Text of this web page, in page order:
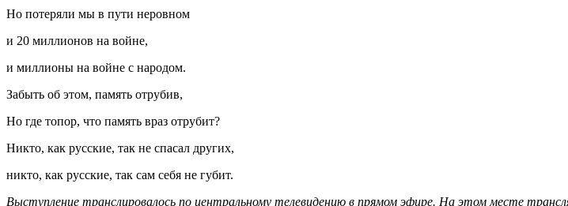
Но потеряли мы в пути неровном
и 20 миллионов на войне,
и миллионы на войне с народом.
Забыть об этом, память отрубив,
Но где топор, что память враз отрубит?
Никто, как русскиe, так не спасал других,
никто, как русскиe, так сам себя не губит.
Выступление транслировалось по центральному телевидению в прямом эфире. На этом месте